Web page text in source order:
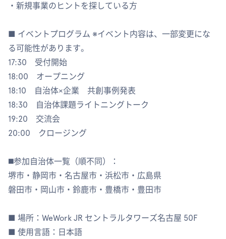
・新規事業のヒントを探している方
■ イベントプログラム ※イベント内容は、一部変更にな
る可能性があります。
17:30 受付開始
18:00 オープニング
18:10 自治体×企業 共創事例発表
18:30 自治体課題ライトニングトーク
19:20 交流会
20:00 クロージング
◼️参加自治体一覧（順不同）：
堺市・静岡市・名古屋市・浜松市・広島県
磐田市・岡山市・鈴鹿市・豊橋市・豊田市
■ 場所：WeWork JR セントラルタワーズ名古屋 50F
■ 使用言語：日本語